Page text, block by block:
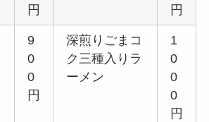
円
円
9
0
0
円
深煎りごまコ
ク三種入りラ
ーメン
1
0
0
0
円